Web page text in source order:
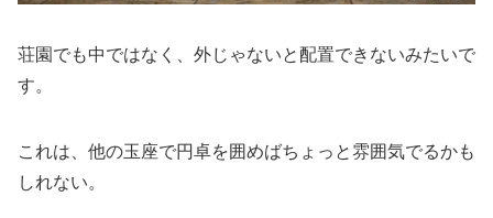
荘園でも中ではなく、外じゃないと配置できないみたいで
す。
これは、他の玉座で円卓を囲めばちょっと雰囲気でるかも
しれない。